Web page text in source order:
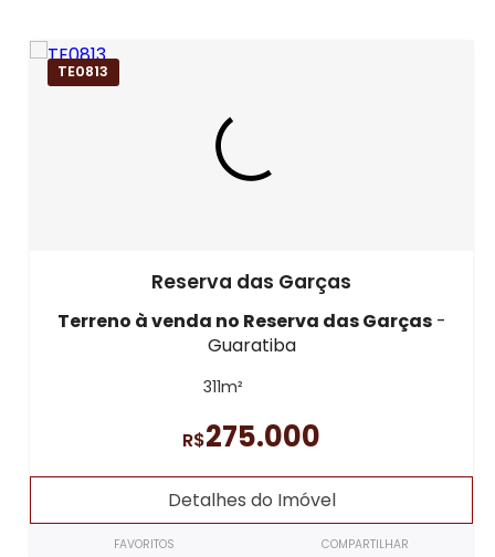
TE0813
Reserva das Garças
Terreno à venda no Reserva das Garças-
Guaratiba
311m²
R$275.000
Detalhes do Imóvel
FAVORITOS COMPARTILHAR